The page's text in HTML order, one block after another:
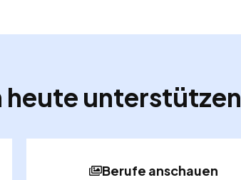
heute
Berufe anschauen